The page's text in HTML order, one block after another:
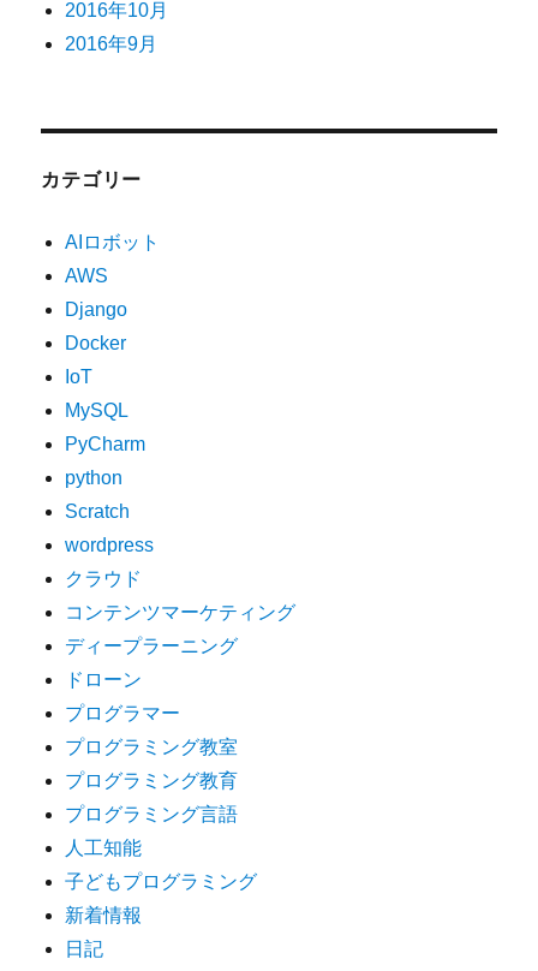
2016年10月
2016年9月
カテゴリー
AIロボット
AWS
Django
Docker
IoT
MySQL
PyCharm
python
Scratch
wordpress
クラウド
コンテンツマーケティング
ディープラーニング
ドローン
プログラマー
プログラミング教室
プログラミング教育
プログラミング言語
人工知能
子どもプログラミング
新着情報
日記